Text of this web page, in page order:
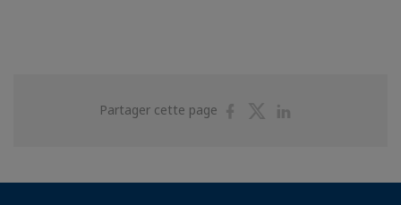
Partager cette page
PartagerPartager